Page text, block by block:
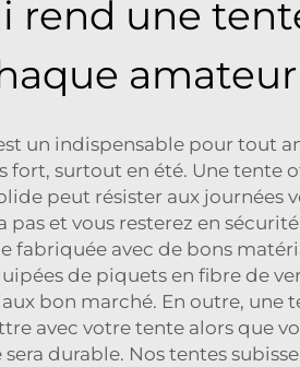
rend une
un indispensable pour tout
fort, surtout en été. Une
peut résister aux journées
pas et vous resterez en
fabriquée avec de bons
de piquets en fibre de
bon marché. En outre,
avec votre tente alors que
sera durable. Nos tentes